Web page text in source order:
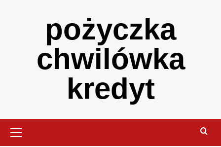
pożyczka
chwilówka
kredyt
Menu